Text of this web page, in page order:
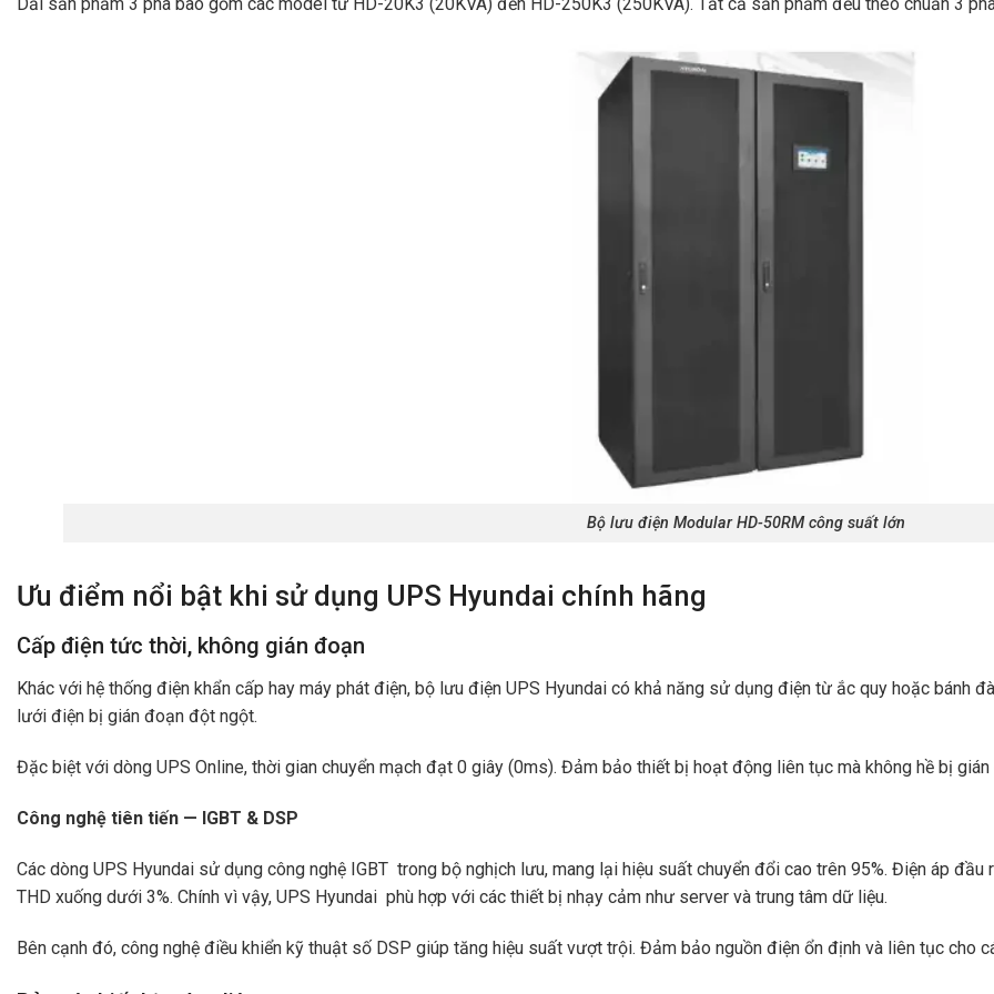
Bộ lưu điện Modular HD-50RM công suất lớn
Ưu điểm nổi bật khi sử dụng UPS Hyundai chính hãng
Cấp điện tức thời, không gián đoạn
Khác với hệ thống điện khẩn cấp hay máy phát điện, bộ lưu điện UPS Hyundai có khả năng sử dụng điện từ ắc quy hoặc bánh
lưới điện bị gián đoạn đột ngột.
Đặc biệt với dòng UPS Online, thời gian chuyển mạch đạt 0 giây (0ms). Đảm bảo thiết bị hoạt động liên tục mà không hề bị
Công nghệ tiên tiến — IGBT & DSP
Các dòng UPS Hyundai sử dụng công nghệ IGBT trong bộ nghịch lưu, mang lại hiệu suất chuyển đổi cao trên 95%. Điện áp
THD xuống dưới 3%. Chính vì vậy, UPS Hyundai phù hợp với các thiết bị nhạy cảm như server và trung tâm dữ liệu.
Bên cạnh đó, công nghệ điều khiển kỹ thuật số DSP giúp tăng hiệu suất vượt trội. Đảm bảo nguồn điện ổn định và liên tục cho